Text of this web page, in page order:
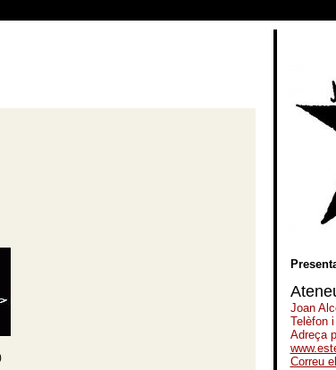
Joan
Telèfon
Adreça
Correu